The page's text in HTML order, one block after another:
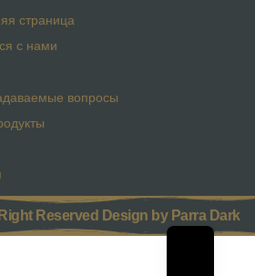
страница
с нами
вопросы
Reserved Design by Parra Dark